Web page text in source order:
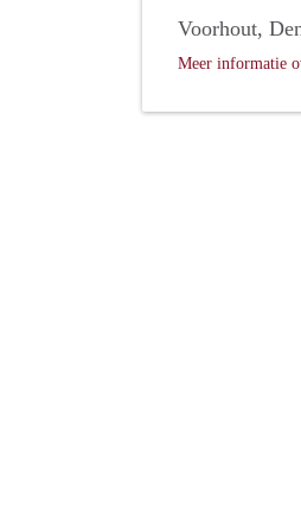
Voorhout,
Meer informatie